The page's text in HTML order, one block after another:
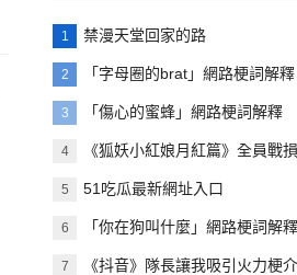
1 禁漫天堂回家的路
2 「字母圈的brat」網路梗詞解釋
3 「傷心的蜜蜂」網路梗詞解釋
4 《狐妖小紅娘月紅篇》全員戰
5 51吃瓜最新網址入口
6 「你在狗叫什麼」網路梗詞解釋
7 《抖音》隊長讓我吸引火力梗